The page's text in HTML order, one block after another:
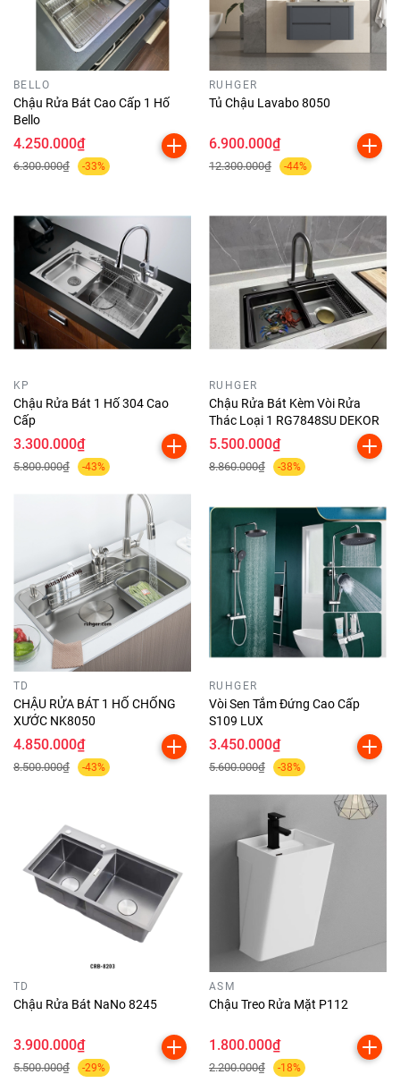
BELLO
Chậu Rửa Bát Cao Cấp 1 Hố
Bello
4.250.000₫
6.300.000₫ -33%
RUHGER
Tủ Chậu Lavabo 8050
6.900.000₫
12.300.000₫ -44%
KP
Chậu Rửa Bát 1 Hố 304 Cao
Cấp
3.300.000₫
5.800.000₫ -43%
RUHGER
Chậu Rửa Bát Kèm Vòi Rửa
Thác Loại 1 RG7848SU DEKOR
5.500.000₫
8.860.000₫ -38%
TD
CHẬU RỬA BÁT 1 HỐ CHỐNG
XƯỚC NK8050
4.850.000₫
8.500.000₫ -43%
RUHGER
Vòi Sen Tắm Đứng Cao Cấp
S109 LUX
3.450.000₫
5.600.000₫ -38%
TD
Chậu Rửa Bát NaNo 8245
3.900.000₫
5.500.000₫ -29%
ASM
Chậu Treo Rửa Mặt P112
1.800.000₫
2.200.000₫ -18%